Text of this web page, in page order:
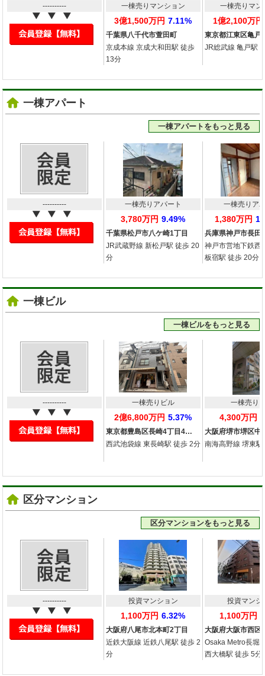
----------
千葉県八千代市萱田町
一棟売りマンション
3億1,500万円 7.11%
京成本線 京成大和田駅 徒歩
13分
東京都江東区亀戸
一棟売りマン
1億2,100万円
JR総武線 亀戸駅
一棟アパート
一棟アパートをもっと見る
----------
千葉県松戸市八ケ崎1丁目
一棟売りアパート
3,780万円 9.49%
JR武蔵野線 新松戸駅 徒歩 20
分
兵庫県神戸市長
一棟売りア
1,380万円
神戸市営地下鉄西
板宿駅 徒歩 20分
一棟ビル
一棟ビルをもっと見る
----------
東京都豊島区長崎4丁目4…
一棟売りビル
2億6,800万円 5.37%
西武池袋線 東長崎駅 徒歩 2分
大阪府堺市堺区中
一棟売り
4,300万円
南海高野線 堺東駅
区分マンション
区分マンションをもっと見る
----------
大阪府八尾市北本町2丁目
投資マンション
1,100万円 6.32%
近鉄大阪線 近鉄八尾駅 徒歩 2
分
大阪府大阪市西
投資マンシ
1,100万円
Osaka Metro長堀
西大橋駅 徒歩 5分